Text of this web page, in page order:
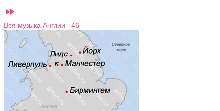

Вся музыка Англии 46